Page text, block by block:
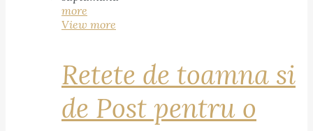
more
View more
Retete de toamna si
de Post pentru o